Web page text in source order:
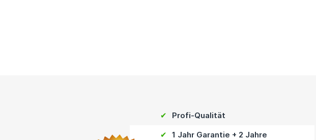
✔ Profi-Qualität
✔
1 Jahr Garantie + 2 Jahre